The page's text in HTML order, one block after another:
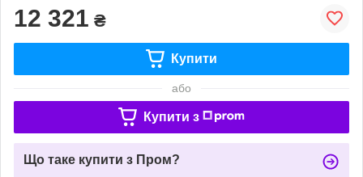
12 321 ₴
Купити
або
Купити з
Що таке купити з Пром?